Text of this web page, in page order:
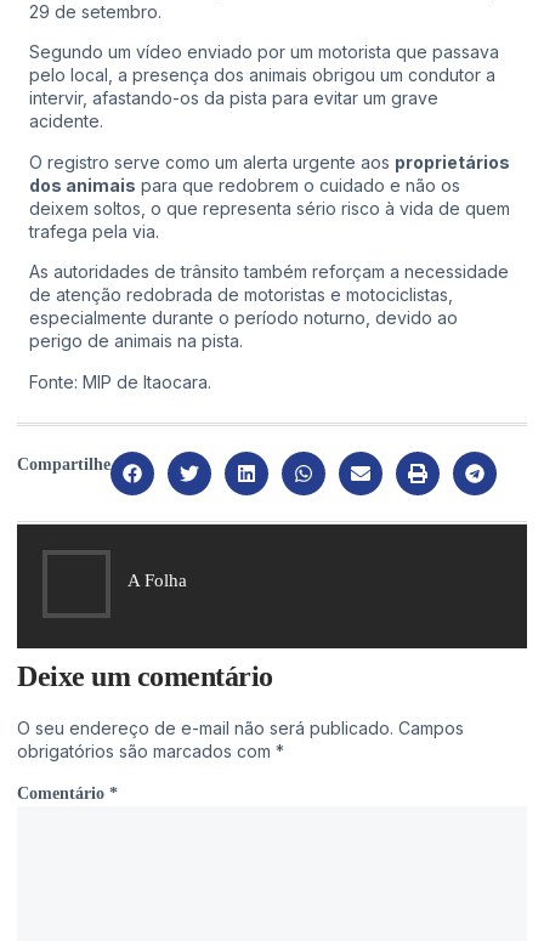
29 de setembro.
Segundo um vídeo enviado por um motorista que passava
pelo local, a presença dos animais obrigou um condutor a
intervir, afastando-os da pista para evitar um grave
acidente.
O registro serve como um alerta urgente aos proprietários
dos animais para que redobrem o cuidado e não os
deixem soltos, o que representa sério risco à vida de quem
trafega pela via.
As autoridades de trânsito também reforçam a necessidade
de atenção redobrada de motoristas e motociclistas,
especialmente durante o período noturno, devido ao
perigo de animais na pista.
Fonte: MIP de Itaocara.
Compartilhe
A Folha
Deixe um comentário
O seu endereço de e-mail não será publicado. Campos
obrigatórios são marcados com *
Comentário *